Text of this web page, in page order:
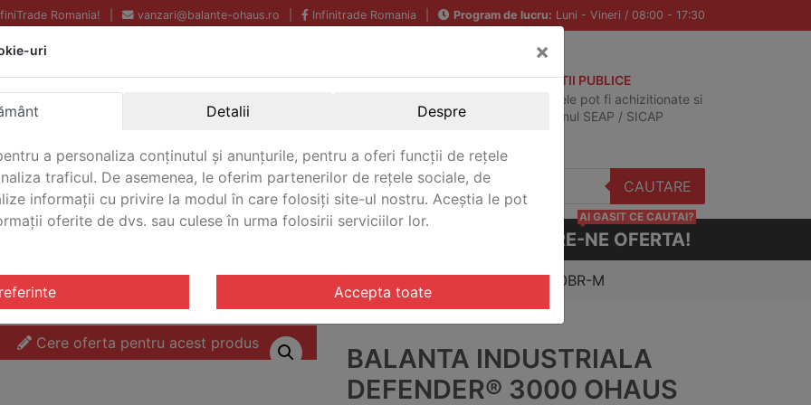
Romania! vanzari@balante-ohaus.ro Infinitrade Romania Program de lucru: Luni - Vineri / 08:00 - 17:30
Echipamente profesionale
pentru laborator.
Garantie Internationala.
ACHIZITII PUBLICE
Produsele pot fi achizitionate si
in sistemul SEAP / SICAP
CAUTARE
CERE-NE OFERTA!
AI GASIT CE CAUTAI?
Defender®/Ranger® 3000 / Balanta industriala Defender® 3000 Ohaus D31P30BR-M
Cere oferta pentru acest produs
BALANTA INDUSTRIALA
DEFENDER® 3000 OHAUS
uri ×
Detalii Despre
a personaliza conținutul și anunțurile, pentru a oferi funcții de rețele
traficul. De asemenea, le oferim partenerilor de rețele sociale, de
informații cu privire la modul în care folosiți site-ul nostru. Aceștia le pot
oferite de dvs. sau culese în urma folosirii serviciilor lor.
Accepta toate